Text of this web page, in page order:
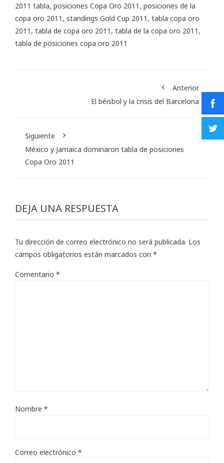
2011 tabla, posiciones Copa Oro 2011 , posiciones de la
copa oro 2011 , standings Gold Cup 2011 , tabla copa oro
2011 , tabla de copa oro 2011 , tabla de la copa oro 2011 ,
tabla de posiciones copa oro 2011
Anterior
El béisbol y la crisis del Barcelona
Siguiente
México y Jamaica dominaron tabla de posiciones
Copa Oro 2011
DEJA UNA RESPUESTA
Tu dirección de correo electrónico no será publicada. Los
campos obligatorios están marcados con *
Comentario *
Nombre *
Correo electrónico *